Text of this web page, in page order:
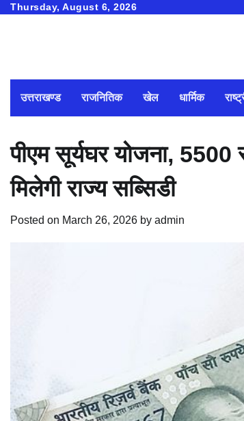
SkipThursday, August 6, 2026
उत्तराखण्ड राजनितिक खेल धार्मिक
पीएम सूर्यघर योजना, 5500
मिलेगी राज्य सब्सिडी
Posted on March 26, 2026 by admin